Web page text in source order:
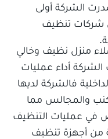
الشركة أولى
شركات تنظيف
منزل نظيف وخالي
الشركة أداء عمليات
فالشركة لديها
والمجالس مما
في عمليات التنظيف
من أجهزة تنظيف